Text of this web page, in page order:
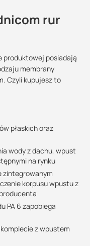
rur
produktowej posiadają
membrany
Czyli kupujesz to
płaskich oraz
wody z dachu, wpust
na rynku
zintegrowanym
korpusu wpustu z
PA 6 zapobiega
z wpustem